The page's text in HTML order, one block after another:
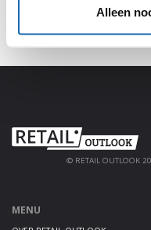
Alleen
© RETAIL OUTLOOK
MENU